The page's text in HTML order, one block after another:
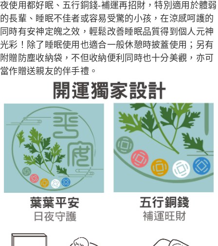
夜使用都好眠、五行銅錢-補運再招財，特別適用於體弱
的長輩、睡眠不佳者或容易受驚的小孩，在涼感呵護的
同時有安神定魄之效，輕鬆改善睡眠品質得到個人元神
光彩！除了睡眠使用也適合一般休憩時披蓋使用；另有
附贈防塵收納袋，不但收納便利同時也十分美觀，亦可
當作贈送親友的伴手禮。